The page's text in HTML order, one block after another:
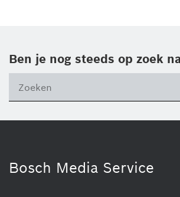
Ben je nog steeds op zoek
Bosch Media Service